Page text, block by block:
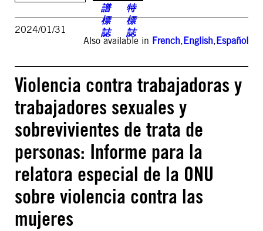
2024/01/31
Also available in French,English,Español
Violencia contra trabajadoras y
trabajadores sexuales y
sobrevivientes de trata de
personas: Informe para la
relatora especial de la ONU
sobre violencia contra las
mujeres